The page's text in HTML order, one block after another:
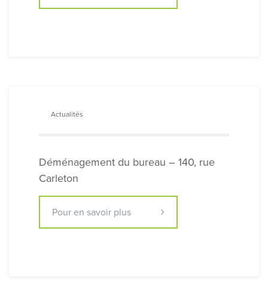
Actualités
Déménagement du bureau – 140, rue
Carleton
Pour en savoir plus